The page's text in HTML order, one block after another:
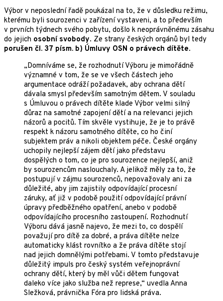
Výbor v neposlední řadě poukázal na to, že v důsledku režimu,
kterému byli sourozenci v zařízení vystaveni, a to především
v prvních týdnech svého pobytu, došlo k neoprávněnému zásahu
do jejich osobní svobody. Ze strany českých orgánů byl tedy
porušen čl. 37 písm. b) Úmluvy OSN o právech dítěte.
„Domníváme se, že rozhodnutí Výboru je mimořádně
významné v tom, že se ve všech částech jeho
argumentace odráží požadavek, aby ochrana dětí
dávala smysl především samotným dětem. V souladu
s Úmluvou o právech dítěte klade Výbor velmi silný
důraz na samotné zapojení dětí a na relevanci jejich
názorů a pocitů. Tím skvěle vystihuje, že je to právě
respekt k názoru samotného dítěte, co ho činí
subjektem práv a nikoli objektem péče. České orgány
uchopily nejlepší zájem dětí jako představu
dospělých o tom, co je pro sourozence nejlepší, aniž
by sourozencům naslouchaly. A jelikož měly za to, že
postupují v zájmu sourozenců, nepovažovaly ani za
důležité, aby jim zajistily odpovídající procesní
záruky, ať již v podobě použití odpovídající právní
úpravy předběžného opatření, anebo v podobě
odpovídajícího procesního zastoupení. Rozhodnutí
Výboru dává jasně najevo, že mezi to, co dospělí
považují pro dítě za dobré, a práva dítěte nelze
automaticky klást rovnítko a že práva dítěte stojí
nad jejich domnělými potřebami. V tomto představuje
důležitý impuls pro český systém veřejnoprávní
ochrany dětí, který by měl vůči dětem fungovat
daleko více jako služba než represe,“ uvedla Anna
Sležková, právnička Fóra pro lidská práva.